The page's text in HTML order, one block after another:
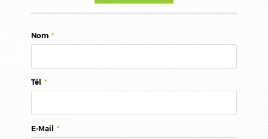
Nom *
Tél *
E-Mail *